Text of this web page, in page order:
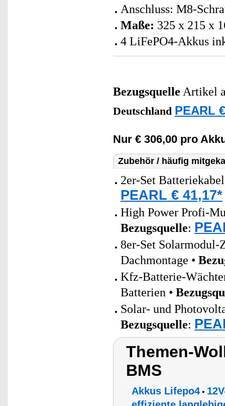
Anschluss: M8-
Maße: 325 x 215 x
4 LiFePO4-Akkus
Bezugsquelle Artikel
Deutschland PEARL
Nur € 306,00 pro
Zubehör / häufig
2er-Set
PEARL € 41,17*
High Power Profi-
Bezugsquelle:
8er-Set
Dachmontage •
Kfz-Batterie-
Batterien •
Solar- und
Bezugsquelle:
Themen-
BMS
Akkus Lifepo4 •